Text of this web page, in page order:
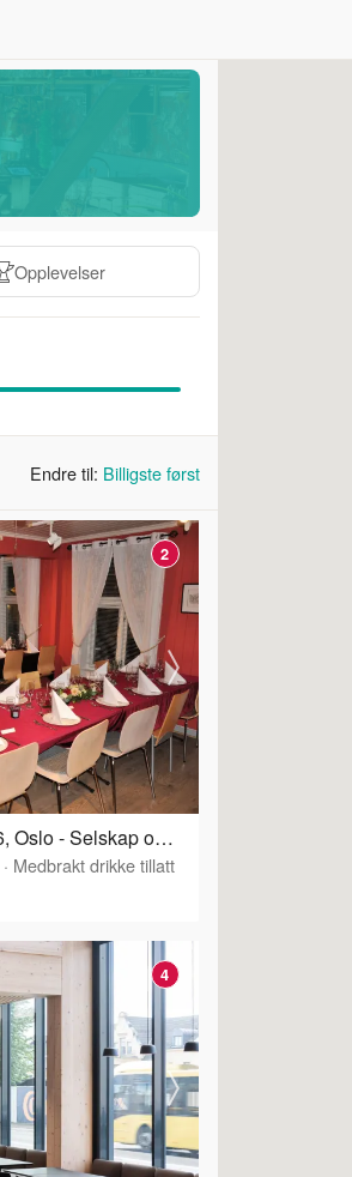
Opplevelser
Endre til: Billigste først
2
Grendehuset i Korsgata 16, Oslo - Selskap og konferanselokale
· Medbrakt drikke tillatt
4